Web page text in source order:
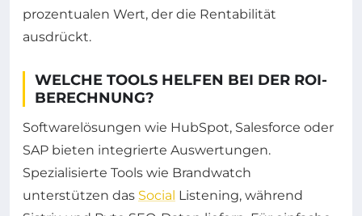
prozentualen Wert, der die Rentabilität
ausdrückt.
WELCHE TOOLS HELFEN BEI DER ROI-
BERECHNUNG?
Softwarelösungen wie HubSpot, Salesforce oder
SAP bieten integrierte Auswertungen.
Spezialisierte Tools wie Brandwatch
unterstützen das Social Listening, während